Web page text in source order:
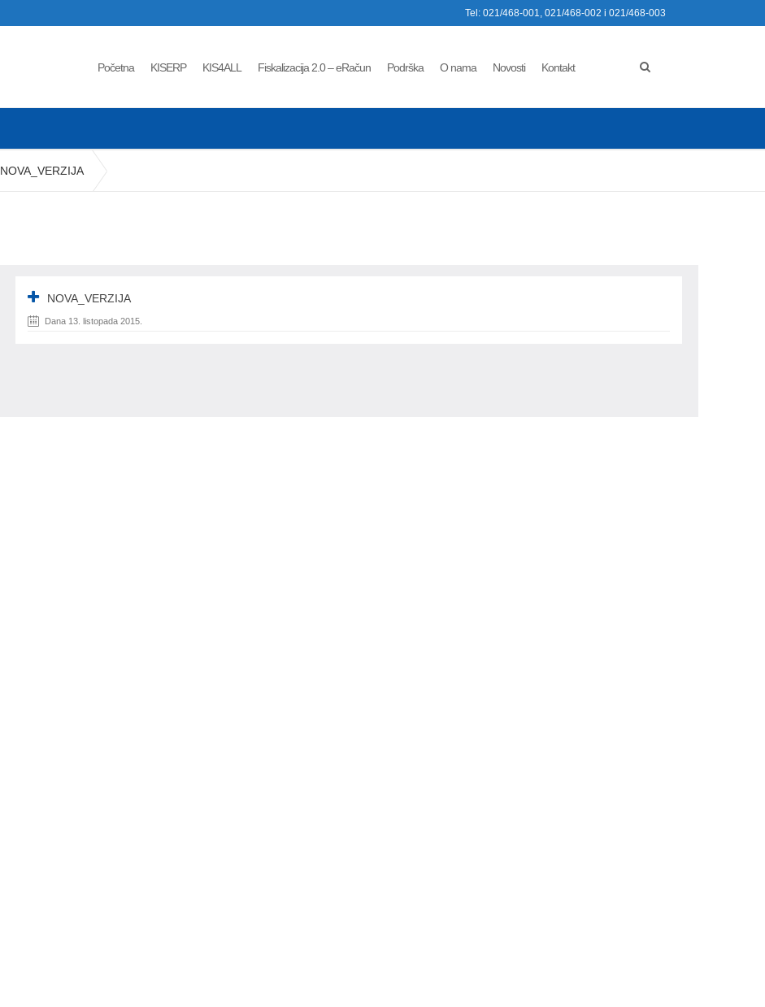
Tel: 021/468-001, 021/468-002 i 021/468-003
Početna KISERP KIS4ALL Fiskalizacija 2.0 – eRačun Podrška O nama Novosti Kontakt
NOVA_VERZIJA
NOVA_VERZIJA
Dana 13. listopada 2015.